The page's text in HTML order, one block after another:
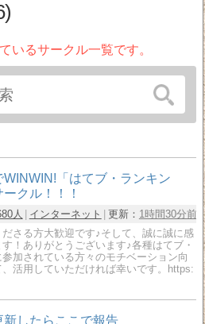
いるサークル一覧です。
WINWIN!「はてブ・ランキン
クル！！！
人 インターネット 更新： 1時間30分前
ださる方大歓迎です♪そして、誠に誠に感
！ありがとうございます♪各種はてブ・
加されている方々のモチベーション向
、活用していただければ幸いです。https:
新したらここで報告